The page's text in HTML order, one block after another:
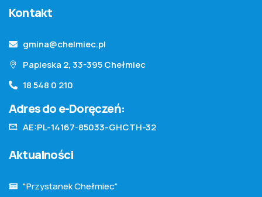
Kontakt
gmina@chelmiec.pl
Papieska 2, 33-395 Chełmiec
18 548 0 210
Adres do e-Doręczeń:
AE:PL-14167-85033-GHCTH-32
Aktualności
"Przystanek Chełmiec"